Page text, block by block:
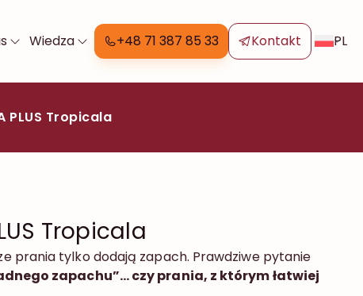
Wiedza +48 71 387 85 33 Kontakt PL
PLUS Tropicala
Tropicala
prania tylko dodają zapach. Prawdziwe pytanie
zapachu”… czy prania, z którym łatwiej